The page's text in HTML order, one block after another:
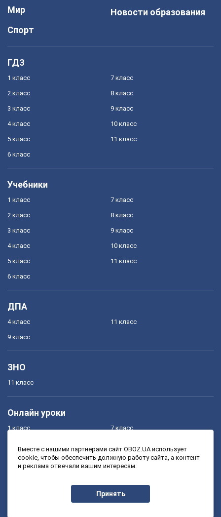
Мир
Спорт
Новости образования
ГДЗ
1 класс
2 класс
3 класс
4 класс
5 класс
6 класс
7 класс
8 класс
9 класс
10 класс
11 класс
Учебники
1 класс
2 класс
3 класс
4 класс
5 класс
6 класс
7 класс
8 класс
9 класс
10 класс
11 класс
ДПА
4 класс
9 класс
11 класс
ЗНО
11 класс
Онлайн уроки
1 класс
3 класс
7 класс
9 класс
Вместе с нашими партнерами сайт OBOZ.UA использует
cookie, чтобы обеспечить должную работу сайта, а контент
и реклама отвечали вашим интересам.
Принять